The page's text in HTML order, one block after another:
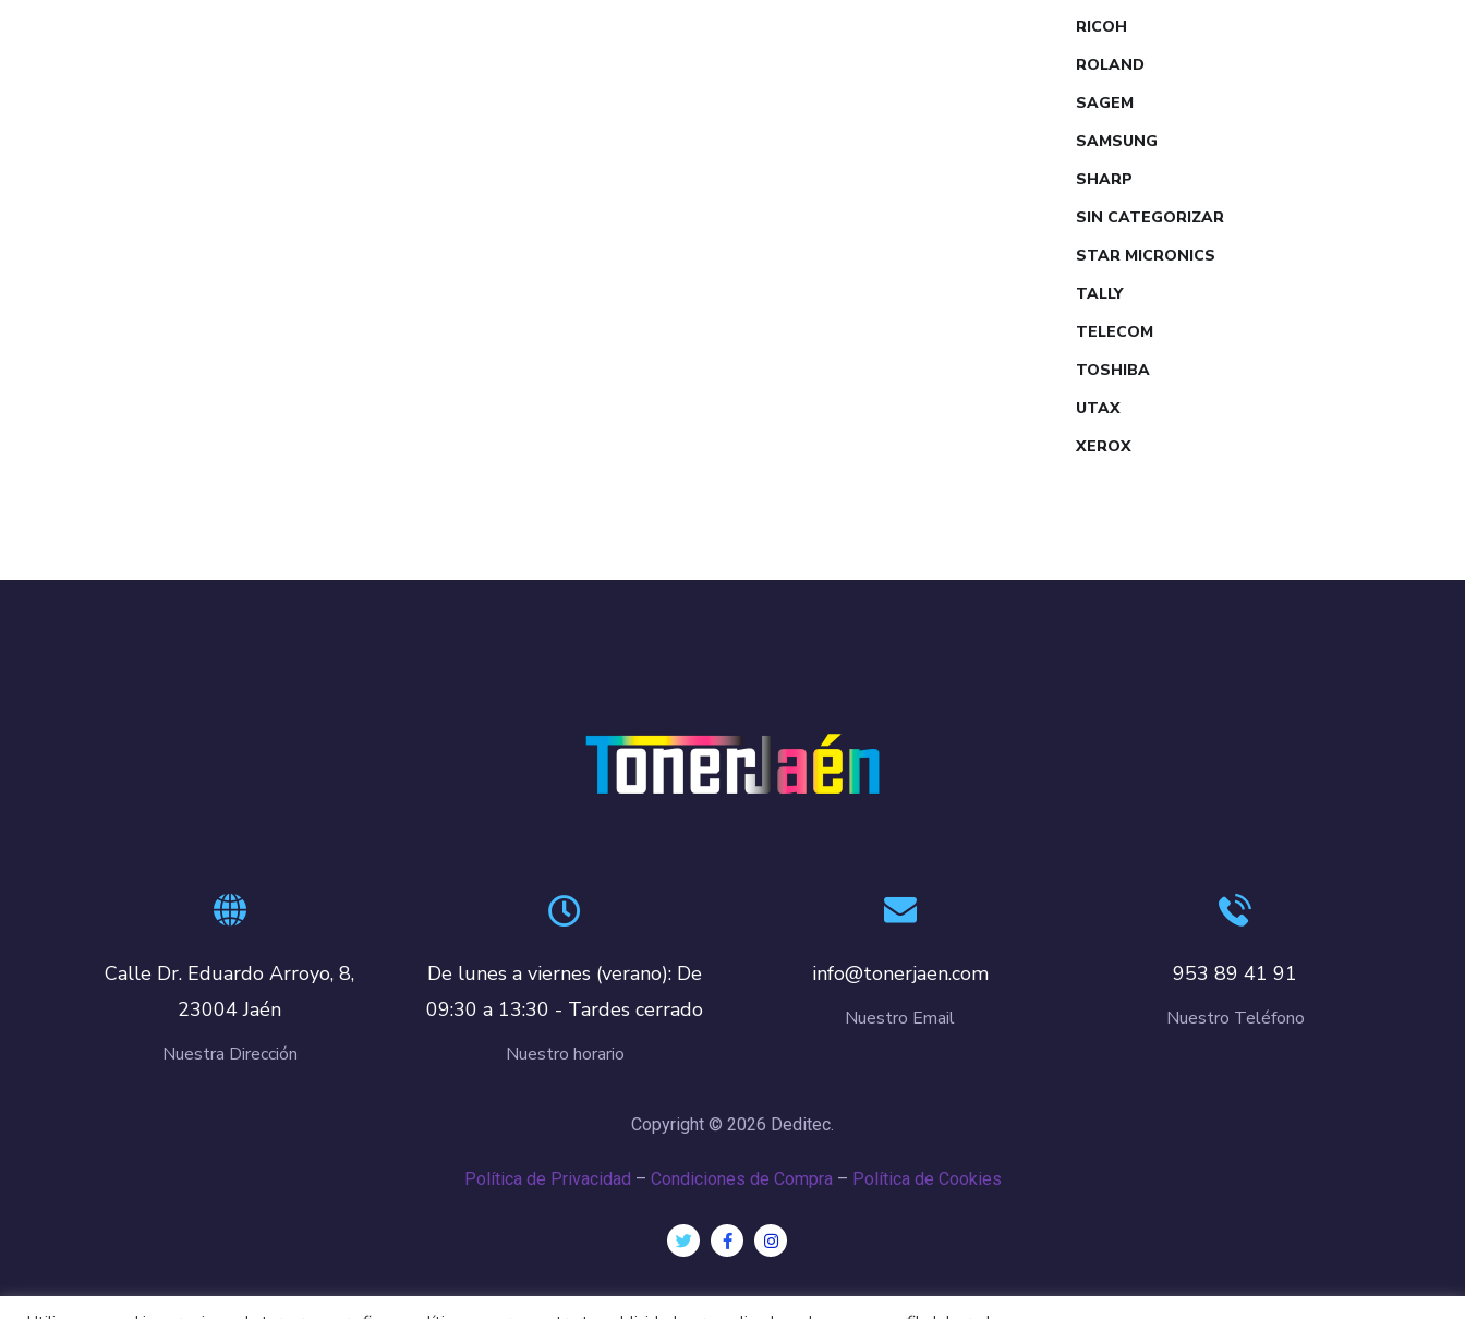
RICOH
ROLAND
SAGEM
SAMSUNG
SHARP
SIN CATEGORIZAR
STAR MICRONICS
TALLY
TELECOM
TOSHIBA
UTAX
XEROX
Calle Dr. Eduardo Arroyo, 8,
23004 Jaén
Nuestra Dirección
De lunes a viernes (verano): De
09:30 a 13:30 - Tardes cerrado
Nuestro horario
info@tonerjaen.com
Nuestro Email
953 89 41 91
Nuestro Teléfono
Copyright © 2026 Deditec.
Política de Privacidad – Condiciones de Compra– Política de Cookies